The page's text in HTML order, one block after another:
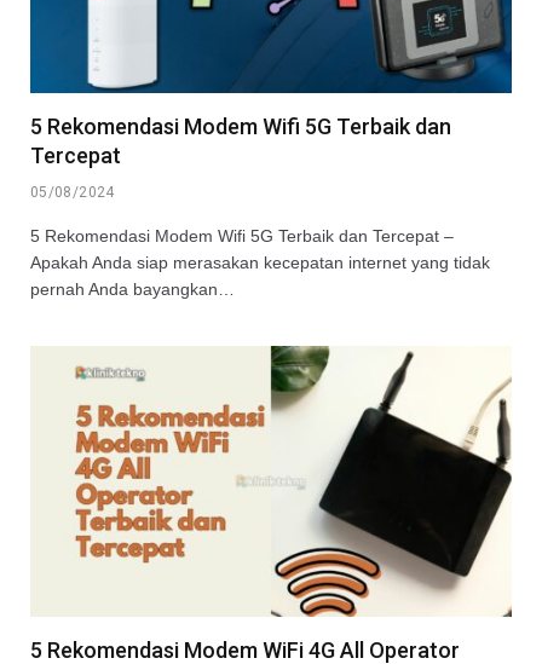
5 Rekomendasi Modem Wifi 5G Terbaik dan
Tercepat
05/08/2024
5 Rekomendasi Modem Wifi 5G Terbaik dan Tercepat –
Apakah Anda siap merasakan kecepatan internet yang tidak
pernah Anda bayangkan…
5 Rekomendasi Modem WiFi 4G All Operator